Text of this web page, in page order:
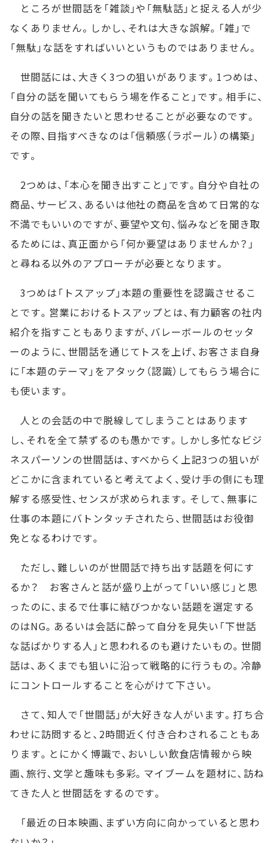
ところが世間話を「雑談」や「無駄話」と捉える人が少
なくありません。しかし、それは大きな誤解。「雑」で
「無駄」な話をすればいいというものではありません。
世間話には、大きく3つの狙いがあります。1つめは、
「自分の話を聞いてもらう場を作ること」です。相手に、
自分の話を聞きたいと思わせることが必要なのです。
その際、目指すべきなのは「信頼感（ラポール）の構築」
です。
2つめは、「本心を聞き出すこと」です。自分や自社の
商品、サービス、あるいは他社の商品を含めて日常的な
不満でもいいのですが、要望や文句、悩みなどを聞き取
るためには、真正面から「何か要望はありませんか？」
と尋ねる以外のアプローチが必要となります。
3つめは「トスアップ」本題の重要性を認識させるこ
とです。営業におけるトスアップとは、有力顧客の社内
紹介を指すこともありますが、バレーボールのセッタ
ーのように、世間話を通じてトスを上げ、お客さま自身
に「本題のテーマ」をアタック（認識）してもらう場合に
も使います。
人との会話の中で脱線してしまうことはあります
し、それを全て禁ずるのも愚かです。しかし多忙なビジ
ネスパーソンの世間話は、すべからく上記3つの狙いが
どこかに含まれていると考えてよく、受け手の側にも理
解する感受性、センスが求められます。そして、無事に
仕事の本題にバトンタッチされたら、世間話はお役御
免となるわけです。
ただし、難しいのが世間話で持ち出す話題を何にす
るか？ お客さんと話が盛り上がって「いい感じ」と思
ったのに、まるで仕事に結びつかない話題を選定する
のはNG。あるいは会話に酔って自分を見失い「下世話
な話ばかりする人」と思われるのも避けたいもの。世間
話は、あくまでも狙いに沿って戦略的に行うもの。冷静
にコントロールすることを心がけて下さい。
さて、知人で「世間話」が大好きな人がいます。打ち合
わせに訪問すると、2時間近く付き合わされることもあ
ります。とにかく博識で、おいしい飲食店情報から映
画、旅行、文学と趣味も多彩。マイブームを題材に、訪ね
てきた人と世間話をするのです。
「最近の日本映画、まずい方向に向かっていると思わ